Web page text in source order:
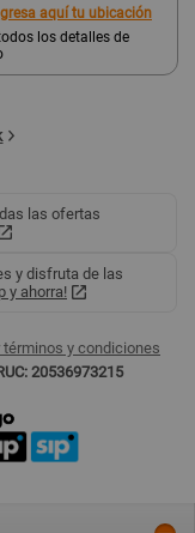
aquí tu ubicación
los detalles de
las ofertas
y disfruta de las
y ahorra!
términos y condiciones
20536973215